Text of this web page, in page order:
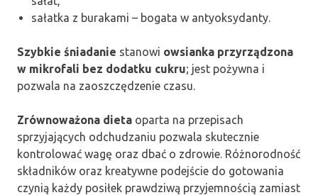
sałatka z burakami – bogata w antyoksydanty.
Szybkie śniadanie stanowi owsianka przyrządzona
w mikrofali bez dodatku cukru; jest pożywna i
pozwala na zaoszczędzenie czasu.
Zrównoważona dieta oparta na przepisach
sprzyjających odchudzaniu pozwala skutecznie
kontrolować wagę oraz dbać o zdrowie. Różnorodność
składników oraz kreatywne podejście do gotowania
czynią każdy posiłek prawdziwą przyjemnością zamiast